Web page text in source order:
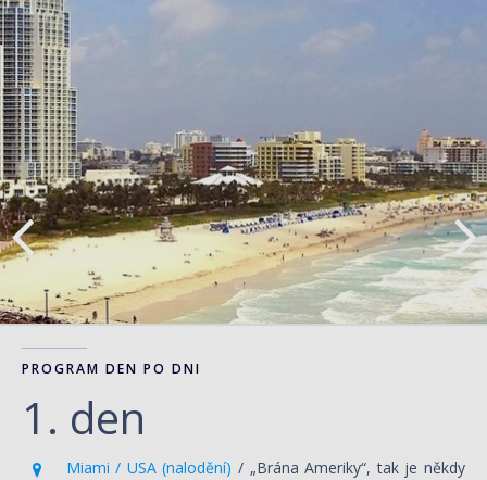
PROGRAM DEN PO DNI
1. den
Miami / USA (nalodění) / „Brána Ameriky“, tak je někdy